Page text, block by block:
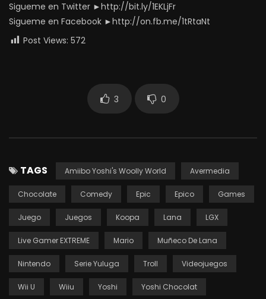
Sigueme en Twitter ►http://bit.ly/1EKLjFr
Sigueme en Facebook ►http://on.fb.me/1tRtaNt
Post Views: 572
3 0
TAGS Amiibo Yoshi's Woolly World Avermedia
Chocolate Comedy Epic Epico Games
Juego Juegos Koopa Lana LGX
Live Gamer EXTREME Mario Muñeco De Lana
Nintendo Serie Yuluga Troll Videojuegos
Wii U Wiiu Yoshi Yoshi Chocolat